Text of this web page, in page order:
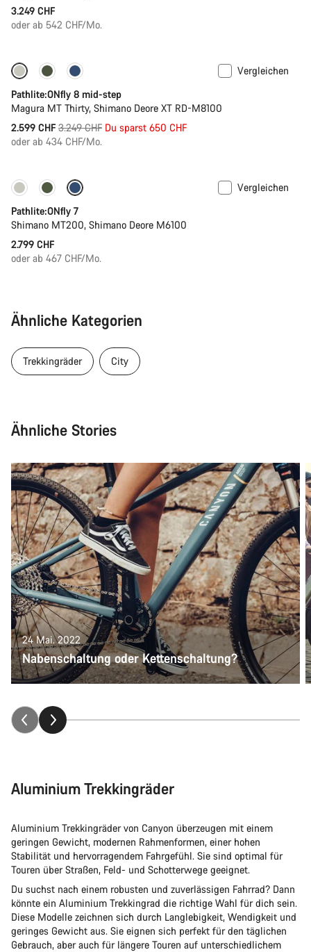
3.249 CHF
oder ab 542 CHF/Mo.
-20%
Vergleichen
Pathlite:ONfly 8 mid-step
Magura MT Thirty, Shimano Deore XT RD-M8100
2.599 CHF Ursprungspreis
3.249 CHF Du sparst 650 CHF
oder ab 434 CHF/Mo.
Vergleichen
Pathlite:ONfly 7
Shimano MT200, Shimano Deore M6100
2.799 CHF
oder ab 467 CHF/Mo.
Ähnliche Kategorien
Trekkingräder City
Ähnliche Stories
24 Mai. 2022
Nabenschaltung oder Kettenschaltung?
Aluminium Trekkingräder
Aluminium Trekkingräder von Canyon überzeugen mit einem
geringen Gewicht, modernen Rahmenformen, einer hohen
Stabilität und hervorragendem Fahrgefühl. Sie sind optimal für
Touren über Straßen, Feld- und Schotterwege geeignet.
Du suchst nach einem robusten und zuverlässigen Fahrrad? Dann
könnte ein Aluminium Trekkingrad die richtige Wahl für dich sein.
Diese Modelle zeichnen sich durch Langlebigkeit, Wendigkeit und
geringes Gewicht aus. Sie eignen sich perfekt für den täglichen
Gebrauch, aber auch für längere Touren auf unterschiedlichem